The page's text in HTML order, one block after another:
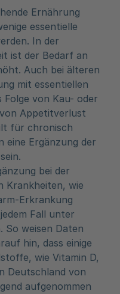
Ernährung
essentielle
In der
ist der Bedarf an
Auch bei älteren
mit essentiellen
von Kau- oder
Appetitverlust
für chronisch
eine Ergänzung der
bei der
Krankheiten, wie
Erkrankung
Fall unter
weisen Daten
hin, dass einige
wie Vitamin D,
Deutschland von
aufgenommen